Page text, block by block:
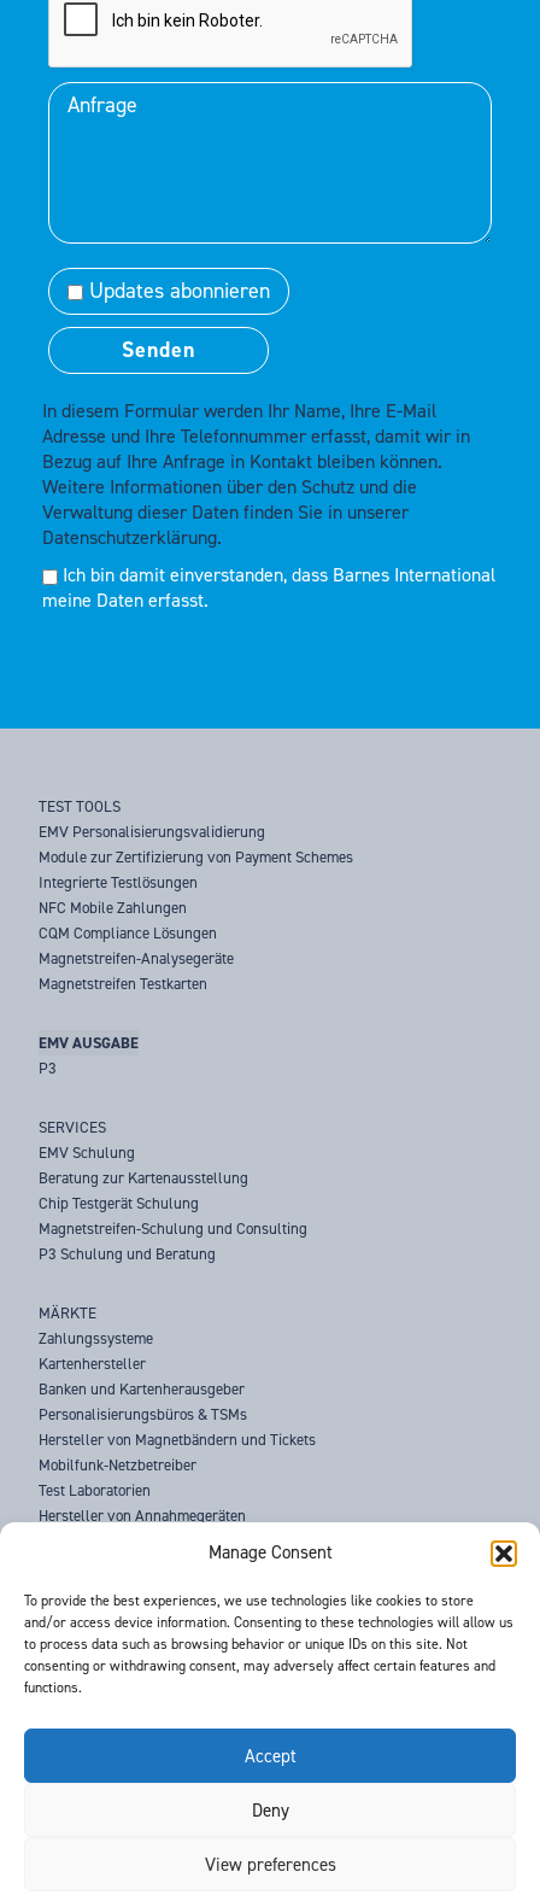
Manage Consent
To provide the best experiences, we use technologies like cookies to store
and/or access device information. Consenting to these technologies will allow us
to process data such as browsing behavior or unique IDs on this site. Not
consenting or withdrawing consent, may adversely affect certain features and
functions.
Accept
Deny
View preferences
Updates abonnieren
In diesem Formular werden Ihr Name, Ihre E-Mail
Adresse und Ihre Telefonnummer erfasst, damit wir in
Bezug auf Ihre Anfrage in Kontakt bleiben können.
Weitere Informationen über den Schutz und die
Verwaltung dieser Daten finden Sie in unserer
Datenschutzerklärung.
Ich bin damit einverstanden, dass Barnes International
meine Daten erfasst.
TEST TOOLS
EMV Personalisierungsvalidierung
Module zur Zertifizierung von Payment Schemes
Integrierte Testlösungen
NFC Mobile Zahlungen
CQM Compliance Lösungen
Magnetstreifen-Analysegeräte
Magnetstreifen Testkarten
EMV AUSGABE
P3
SERVICES
EMV Schulung
Beratung zur Kartenausstellung
Chip Testgerät Schulung
Magnetstreifen-Schulung und Consulting
P3 Schulung und Beratung
MÄRKTE
Zahlungssysteme
Kartenhersteller
Banken und Kartenherausgeber
Personalisierungsbüros & TSMs
Hersteller von Magnetbändern und Tickets
Mobilfunk-Netzbetreiber
Test Laboratorien
Hersteller von Annahmegeräten
Strafverfolgungsbehörden
ÜBER UNS
SUPPORT
NEUIGKEITEN
VERANSTALTUNGEN
BEDINGUNGEN & KONDITIONEN
GDPR DATENSCHUTZERKLÄRUNG